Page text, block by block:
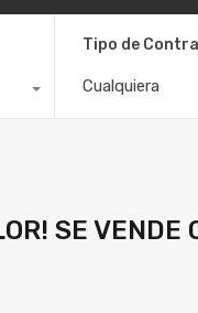
Tipo de
Cualquiera
SE VENDE